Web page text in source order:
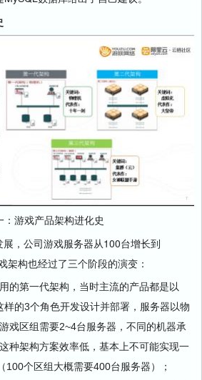
：游戏产品架构进化史
，公司游戏服务器从100台增长到
架构也经过了三个阶段的演变：
的第一代架构，当时主流的产品都是以
样的3个角色开发设计并部署，服务器以物
戏区组需要2~4台服务器，不同的机器承
种架构方案效率低，基本上不可能实现一
100个区组大概需要400台服务器）；